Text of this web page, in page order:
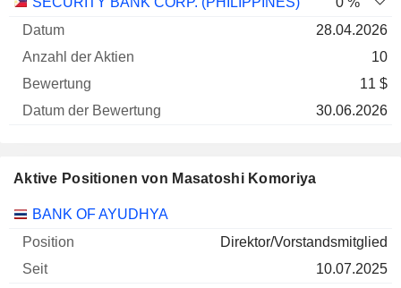
28.04.2026
10
11 $
30.06.2026
Aktive Positionen von Masatoshi Komoriya
Unternehmen Position
BANK OF AYUDHYA
Direktor/Vorstandsmitglied
10.07.2025